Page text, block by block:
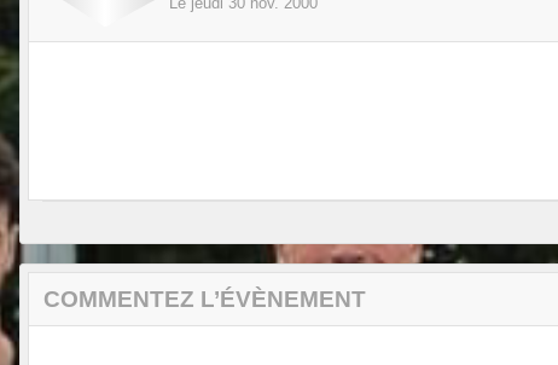
COMMENTEZ L’ÉVÈNEMENT